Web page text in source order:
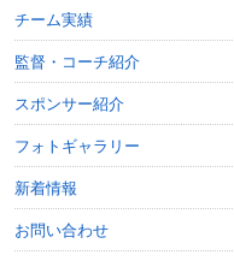
チーム実績
監督・コーチ紹介
スポンサー紹介
フォトギャラリー
新着情報
お問い合わせ